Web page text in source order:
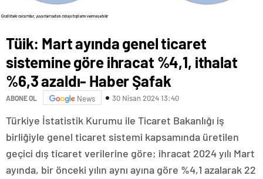
Tüik: Mart ayında genel ticaret
sistemine göre ihracat %4,1, ithalat
%6,3 azaldı- Haber Şafak
ABONE OL News 30 Nisan 2024 13:40
Türkiye İstatistik Kurumu ile Ticaret Bakanlığı iş
birliğiyle genel ticaret sistemi kapsamında üretilen
geçici dış ticaret verilerine göre; ihracat 2024 yılı Mart
ayında, bir önceki yılın aynı ayına göre %4,1 azalarak 22